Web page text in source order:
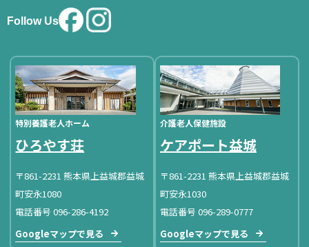
Follow Us
特別養護老人ホーム
ひろやす荘
〒861-2231 熊本県上益城郡益城
町安永1080
電話番号 096-286-4192
Googleマップで見る
介護老人保健施設
ケアポート益城
〒861-2231 熊本県上益城郡益城
町安永1030
電話番号 096-289-0777
Googleマップで見る